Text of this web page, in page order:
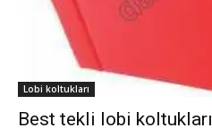
Lobi koltukları
Best tekli lobi koltukları